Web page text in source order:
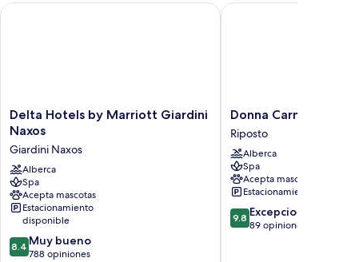
Delta
Hotels
Marriott
Giardini
Naxos
Giardini
Naxos
Delta Hotels by Marriott Giardini
Naxos
Giardini Naxos
Alberca
Spa
Acepta mascotas
Estacionamiento
disponible
8.4
de
8.4 Muy bueno
788 opiniones
Delta Hotels by Marriott Giardini Naxos
Donna
Carmela
Riposto
Donna Carmela
Riposto
Alberca
Spa
Acepta mascotas
Estacionamiento gratis
9.8
de
9.8 Excepcional
89 opiniones
Donna Carmela